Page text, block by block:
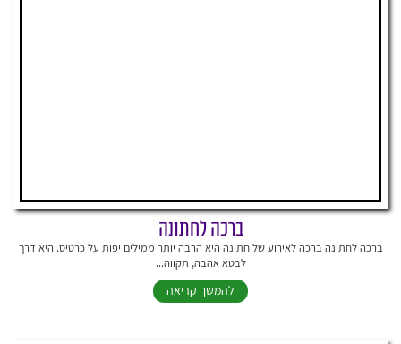
ברכה לחתונה
ברכה לחתונה ברכה לאירוע של חתונה היא הרבה יותר ממילים יפות על כרטיס. היא דרך
לבטא אהבה, תקווה...
להמשך קריאה